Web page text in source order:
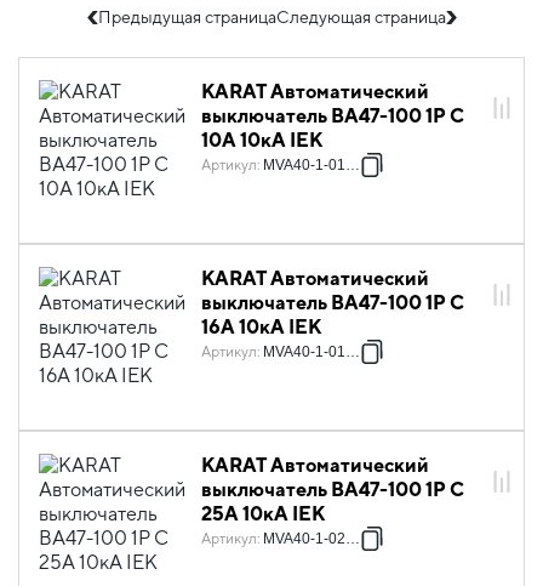
Предыдущая страницаСледующая страница
KARAT Автоматический
выключатель ВА47-100 1P C
10А 10кА IEK
Артикул: MVA40-1-010-C
KARAT Автоматический
выключатель ВА47-100 1P C
16А 10кА IEK
Артикул: MVA40-1-016-C
KARAT Автоматический
выключатель ВА47-100 1P C
25А 10кА IEK
Артикул: MVA40-1-025-C